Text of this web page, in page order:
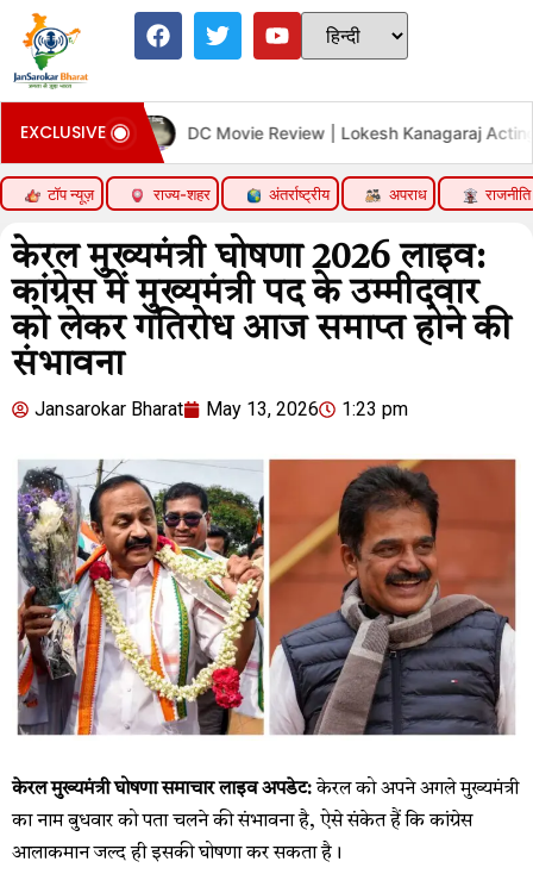
EXCLUSIVEDC Movie Review | Lokesh Kanagaraj Acting
टॉप न्यूज़ राज्य-शहर अंतर्राष्ट्रीय अपराध राजनीति
केरल मुख्यमंत्री घोषणा 2026 लाइव:
कांग्रेस में मुख्यमंत्री पद के उम्मीदवार
को लेकर गतिरोध आज समाप्त होने की
संभावना
Jansarokar Bharat May 13, 2026 1:23 pm
केरल मुख्यमंत्री घोषणा समाचार लाइव अपडेट:केरल को अपने अगले मुख्यमंत्री
का नाम बुधवार को पता चलने की संभावना है, ऐसे संकेत हैं कि कांग्रेस
आलाकमान जल्द ही इसकी घोषणा कर सकता है।